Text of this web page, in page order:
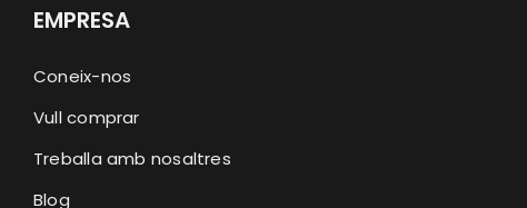
EMPRESA
Coneix-nos
Vull comprar
Treballa amb nosaltres
Blog